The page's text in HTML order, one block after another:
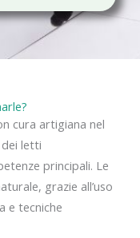
cura artigiana nel
letti
principali. Le
grazie all’uso
e tecniche